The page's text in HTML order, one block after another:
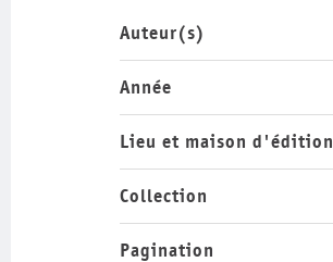
Auteur(s)
Année
Lieu et maison d'édition
Collection
Pagination